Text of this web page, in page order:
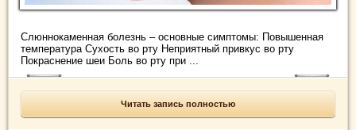
Слюннокаменная болезнь – основные симптомы: Повышенная
температура Сухость во рту Неприятный привкус во рту
Покраснение шеи Боль во рту при ...
Читать запись полностью